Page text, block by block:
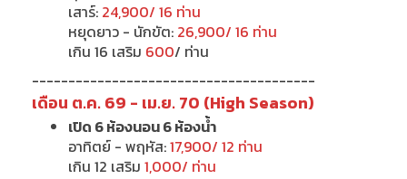
เสาร์: 24,900/ 16 ท่าน
หยุดยาว - นักขัต: 26,900/ 16 ท่าน
เกิน 16 เสริม 600/ ท่าน
---------------------------------------
เดือน ต.ค. 69 - เม.ย. 70 (High Season)
เปิด 6 ห้องนอน 6 ห้องน้ำ
อาทิตย์ - พฤหัส:17,900/ 12 ท่าน
เกิน 12 เสริม 1,000/ ท่าน